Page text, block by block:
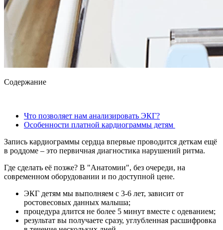
Содержание
Что позволяет нам анализировать ЭКГ?
Особенности платной кардиограммы детям
Запись кардиограммы сердца впервые проводится деткам ещё
в роддоме – это первичная диагностика нарушений ритма.
Где сделать её позже? В "Анатомии", без очереди, на
современном оборудовании и по доступной цене.
ЭКГ детям мы выполняем с 3-6 лет, зависит от
ростовесовых данных малыша;
процедура длится не более 5 минут вместе с одеванием;
результат вы получаете сразу, углубленная расшифровка